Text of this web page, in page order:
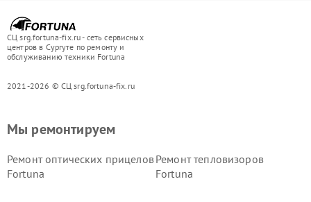
СЦ srg.fortuna-fix.ru - сеть сервисных
центров в Сургуте по ремонту и
обслуживанию техники Fortuna
2021-2026 © СЦ srg.fortuna-fix.ru
Мы ремонтируем
Ремонт оптических прицелов
Fortuna
Ремонт тепловизоров
Fortuna